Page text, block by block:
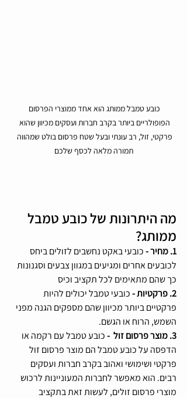
כובע טמבל ממותג הוא אחד ממוצרי הפרסום
הפופולריים ביותר בקרב חברות ועסקים מכיוון שהוא
פרקטי, זול, רב עונתי ובעל שטח פרסום בולט שמהווה
תמורה מלאה לכסף שלכם
מה היתרונות של כובע טמבל
ממותג?
1. מחיר -
כובעי באקט נחשבים לזולים ביחס
לכובעים אחרים ומגיעים במגוון צבעים וסגנונות
כך שהם מתאימים לכל תקציב וכיס
2. פרקטיות -
כובעי טמבל יכולים להיות
פרקטיים ביותר מכיוון שהם מספקים הגנה מפני
השמש, הרוח או הגשם.
3. מוצר פרסום זול  -
כובע טמבל עם רקמה או
הדפסה על כובע טמבל הם מוצר פרסום זול
פרקטי ושימושי ואהוב בקרב חברות ועסקים
רבים. הוא מאפשר לחברות המעוניינות לרכוש
מוצרי פרסום זולים, לעשות זאת בתקציב